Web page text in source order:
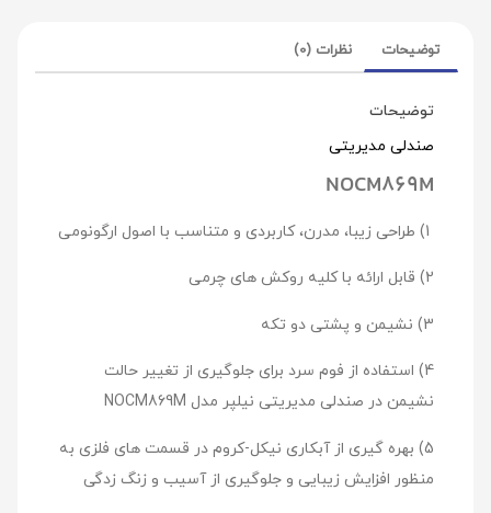
توضیحات نظرات (0)
توضیحات
صندلی مدیریتی
NOCM869M
2) قابل ارائه با کلیه روکش های چرمی
3) نشیمن و پشتی دو تکه
4) استفاده از فوم سرد برای جلوگیری از تغییر حالت
نشیمن در صندلی مدیریتی نیلپر مدل NOCM869M
5) بهره گیری از آبکاری نیکل-کروم در قسمت های فلزی به
منظور افزایش زیبایی و جلوگیری از آسیب و زنگ زدگی